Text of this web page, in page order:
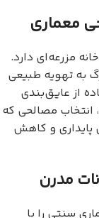
معماری
مزرعه‌ای دارد.
به تهویه طبیعی
از عایق‌بندی
انتخاب مصالحی که
پایداری و کاهش
مدرن
سنتی را با